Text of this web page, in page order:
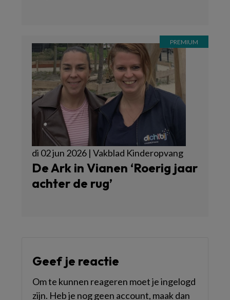
di 02 jun 2026 | Vakblad Kinderopvang
De Ark in Vianen ‘Roerig jaar
achter de rug’
Geef je reactie
Om te kunnen reageren moet je ingelogd
zijn. Heb je nog geen account, maak dan